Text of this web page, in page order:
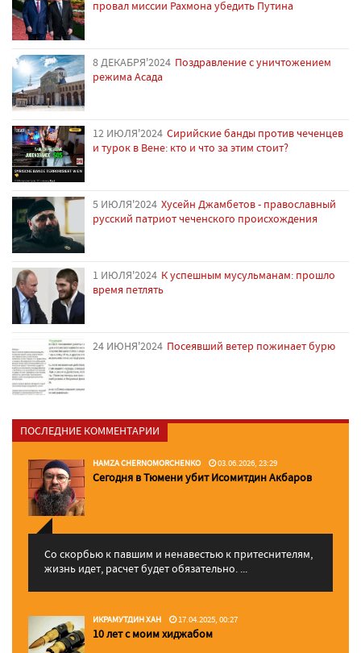
провал миссии Рахмона убедить Путина
8 ДЕКАБРЯ'2024 Поздравление с уничтожением
режима Асада
12 ИЮЛЯ'2024 Сирийские банды против чеченцев
и турок в Вене: кто и что за этим стоит?
5 ИЮЛЯ'2024 Хусейн Джамбетов - православный
русский патриот чеченского происхождения
1 ИЮЛЯ'2024 К успешным мусульманам: прошло
время петлять
24 ИЮНЯ'2024 Посеявший ветер пожинает бурю
ПОСЛЕДНИЕ КОММЕНТАРИИ
HAMZA CHERNOMORCHENKO 03.06.2026, 23:29
Сегодня в Тюмени убит Исомитдин Акбаров
Со скорбью к павшим и ненавестью к притеснителям,
жизнь идет, расчет будет обязательно. ...
ИКРАМУТДИН ХАН 17.04.2025, 00:27
10 лет с моим хиджабом